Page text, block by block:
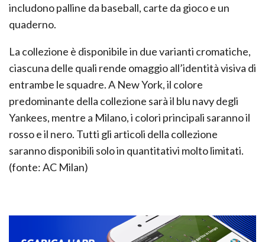
includono palline da baseball, carte da gioco e un
quaderno.
La collezione è disponibile in due varianti cromatiche,
ciascuna delle quali rende omaggio all’identità visiva di
entrambe le squadre. A New York, il colore
predominante della collezione sarà il blu navy degli
Yankees, mentre a Milano, i colori principali saranno il
rosso e il nero. Tutti gli articoli della collezione
saranno disponibili solo in quantitativi molto limitati.
(fonte: AC Milan)